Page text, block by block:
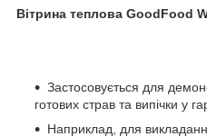
Вітрина теплова GoodFood
Застосовується для
готових страв та випічки у
Наприклад, для